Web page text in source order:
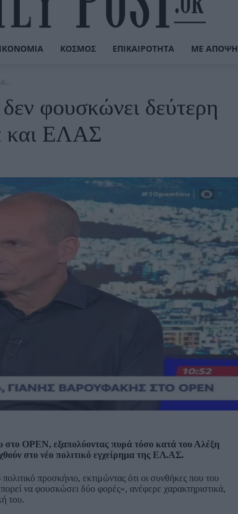
ΚΌΣΜΟΣ ΕΠΙΚΑΙΡΌΤΗΤΑ ΜΕ ΆΠΟΨΗ
φουσκώνει δεύτερη
και ΕΛΑΣ
στο OPEN, εξαπολύοντας πυρά τόσο κατά του Αλέξη
στο νέο πολιτικό εγχείρημα της ΕΛ.ΑΣ.
προσκήνιο, εκτιμώντας ότι οι συνθήκες που του
να φουσκώσει δύο φορές», ανέφερε χαρακτηριστικά,
του.